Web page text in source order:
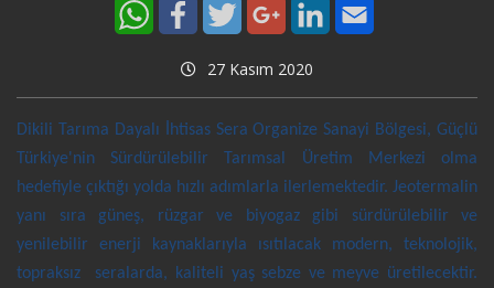
27 Kasım 2020
Dikili Tarıma Dayalı İhtisas Sera Organize Sanayi Bölgesi, Güçlü
Türkiye'nin Sürdürülebilir Tarımsal Üretim Merkezi olma
hedefiyle çıktığı yolda hızlı adımlarla ilerlemektedir. Jeotermalin
yanı sıra güneş, rüzgar ve biyogaz gibi sürdürülebilir ve
yenilebilir enerji kaynaklarıyla ısıtılacak modern, teknolojik,
topraksız seralarda, kaliteli yaş sebze ve meyve üretilecektir.